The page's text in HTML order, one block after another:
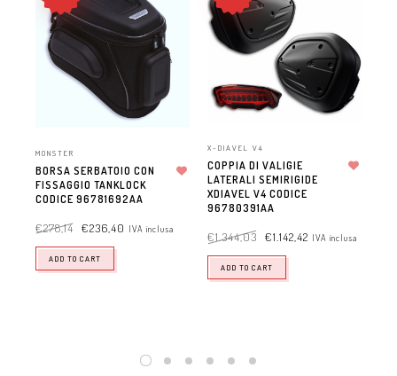
MONSTER
BORSA SERBATOIO CON
FISSAGGIO TANKLOCK
CODICE 96781692AA
€278,14 €236,40 IVA inclusa
ADD TO CART
X-DIAVEL V4
COPPIA DI VALIGIE
LATERALI SEMIRIGIDE
XDIAVEL V4 CODICE
96780391AA
€1.344,03 €1.142,42 IVA inclusa
ADD TO CART